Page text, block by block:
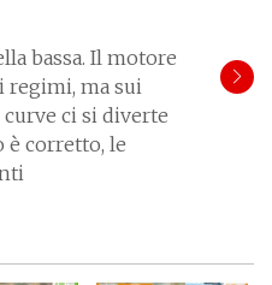
bassa. Il motore
regimi, ma sui
ci si diverte
è corretto, le